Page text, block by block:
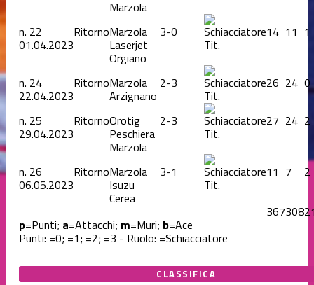
Marzola
n. 22
01.04.2023
RitornoMarzola
Laserjet
Orgiano
3-0
Tit.
14 11 1
n. 24
22.04.2023
RitornoMarzola
Arzignano
2-3
Tit.
26 24 0
n. 25
29.04.2023
RitornoOrotig
Peschiera
Marzola
2-3
Tit.
27 24 2
n. 26
06.05.2023
RitornoMarzola
Isuzu
Cerea
3-1
Tit.
11 7 2
367308
p=Punti; a=Attacchi; m=Muri; b=Ace
Punti: =0; =1; =2; =3 - Ruolo: =Schiacciatore
CLASSIFICA